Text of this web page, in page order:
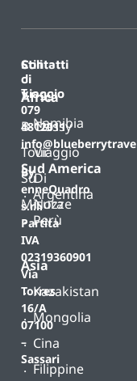
Contatti
T.
079
4812011
By
enneQuadro
s.r.l.
Partita
IVA
02319360901
Via
Torres
16/A
07100
–
Sassari
Africa
Namibia
Sud America
Argentina
Perù
Asia
Kazakistan
Mongolia
Cina
Filippine
Stili
di
viaggio
B-
Tour
Su
Misura
Classy
Viaggio
Di
Nozze